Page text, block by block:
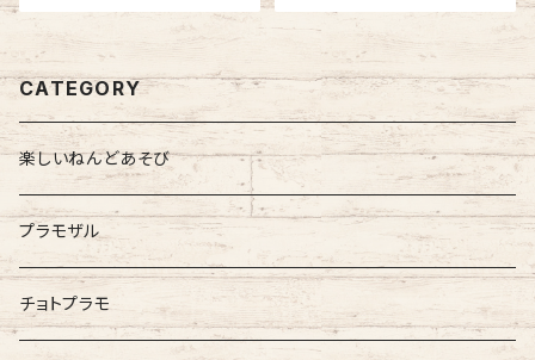
CATEGORY
楽しいねんどあそび
プラモザル
チョトプラモ